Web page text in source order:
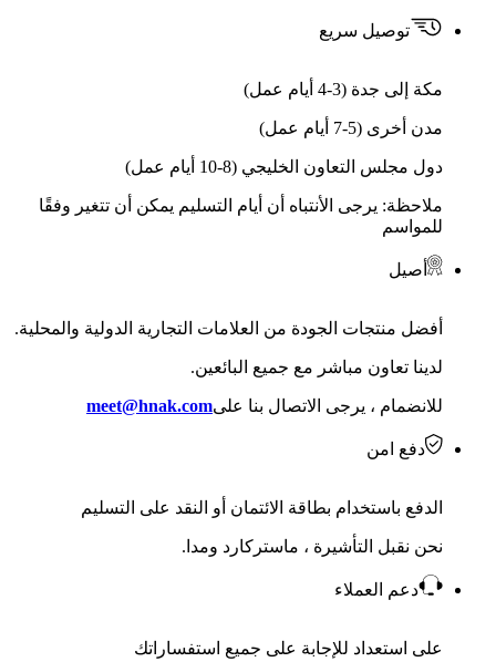
توصيل سريع
مكة إلى جدة (3-4 أيام عمل)
مدن أخرى (5-7 أيام عمل)
دول مجلس التعاون الخليجي (8-10 أيام عمل)
ملاحظة: يرجى الأنتباه أن أيام التسليم يمكن أن تتغير وفقًا
للمواسم
أصيل
أفضل منتجات الجودة من العلامات التجارية الدولية والمحلية.
لدينا تعاون مباشر مع جميع البائعين.
للانضمام ، يرجى الاتصال بنا علىmeet@hnak.com
دفع امن
الدفع باستخدام بطاقة الائتمان أو النقد على التسليم
نحن نقبل التأشيرة ، ماستركارد ومدا.
دعم العملاء
على استعداد للإجابة على جميع استفساراتك